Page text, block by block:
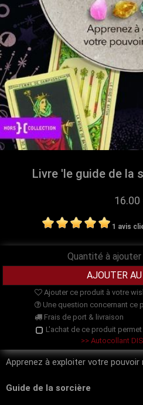
Livre 'le guide de la
16.00
1 avis
Quantité à ajouter
Ajouter ce produit à votre
Une question concernant ce
Frais de port & livraison
L'achat de ce produit
>> Autocollant
Apprenez à exploiter votre pouvoir
Guide de la sorcière